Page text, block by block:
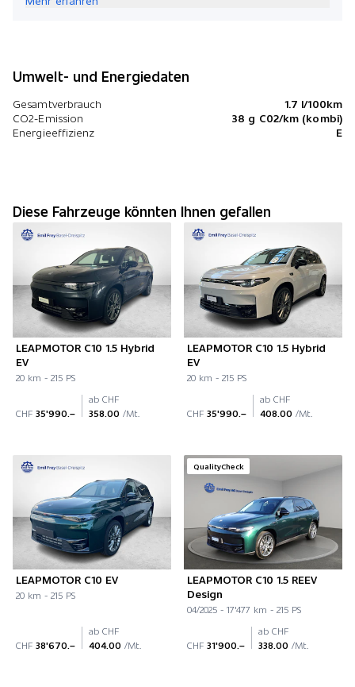
Umwelt- und Energiedaten
Gesamtverbrauch
1.7 l/100km
CO2-Emission
38 g C02/km (kombi)
Energieeffizienz
E
Diese Fahrzeuge könnten Ihnen gefallen
LEAPMOTOR C10 1.5 Hybrid
EV
20 km - 215 PS
CHF 35'990.–
ab CHF
358.00 /Mt.
LEAPMOTOR C10 1.5 Hybrid
EV
20 km - 215 PS
CHF 35'990.–
ab CHF
408.00 /Mt.
LEAPMOTOR C10 EV
20 km - 215 PS
CHF 38'670.–
ab CHF
404.00 /Mt.
QualityCheck
LEAPMOTOR C10 1.5 REEV
Design
04/2025 - 17'477 km - 215 PS
CHF 31'900.–
ab CHF
338.00 /Mt.